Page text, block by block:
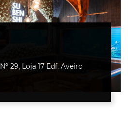
Nº 29, Loja 17 Edf. Aveiro